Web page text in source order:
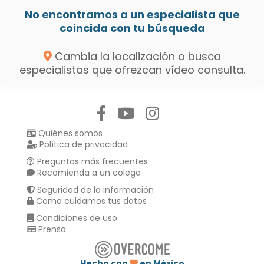
No encontramos a un especialista que
coincida con tu búsqueda
Cambia la localización o busca
especialistas que ofrezcan vídeo consulta.
Quiénes somos
Política de privacidad
Preguntas más frecuentes
Recomienda a un colega
Seguridad de la información
Como cuidamos tus datos
Condiciones de uso
Prensa